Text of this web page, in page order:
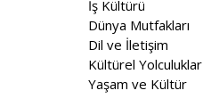
İş Kültürü
Dünya Mutfakları
Dil ve İletişim
Kültürel Yolculuklar
Yaşam ve Kültür